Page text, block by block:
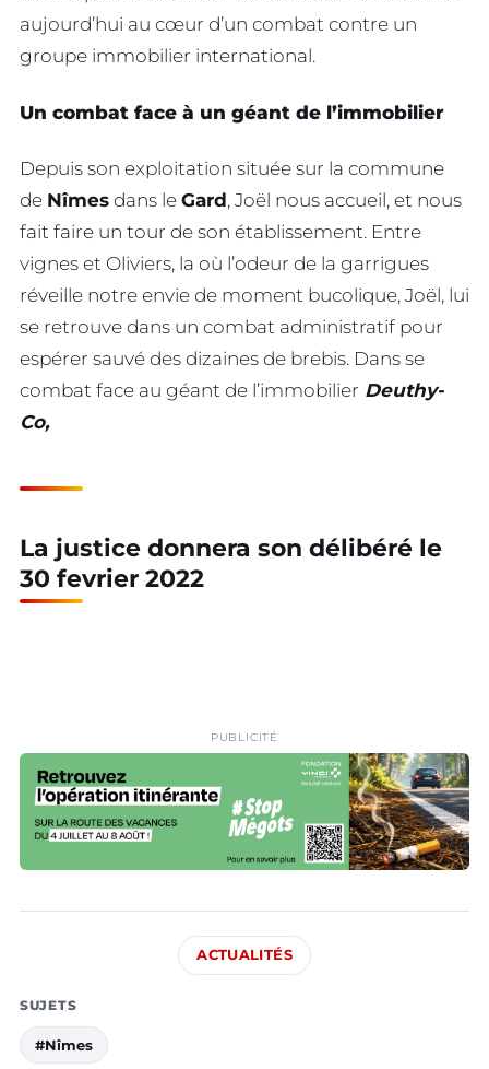
aujourd’hui au cœur d’un combat contre un
groupe immobilier international.
Un combat face à un géant de l’immobilier
Depuis son exploitation située sur la commune
de Nîmes dans le Gard, Joël nous accueil, et nous
fait faire un tour de son établissement. Entre
vignes et Oliviers, la où l’odeur de la garrigues
réveille notre envie de moment bucolique, Joël, lui
se retrouve dans un combat administratif pour
espérer sauvé des dizaines de brebis. Dans se
combat face au géant de l’immobilier Deuthy-
Co,
La justice donnera son délibéré le
30 fevrier 2022
PUBLICITÉ
ACTUALITÉS
SUJETS
#Nîmes